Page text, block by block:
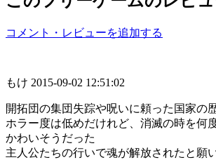
コメント・レビューを追加する
もけ 2015-09-02 12:51:02
開拓団の集団失踪や呪いに頼った国家の
ホラー度は低めだけれど、消滅の時を何
かわいそうだった
主人公たちの行いで魂が解放されたと願